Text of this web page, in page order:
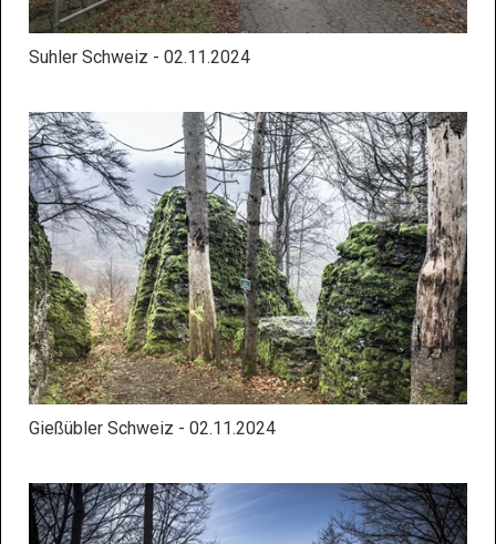
Suhler Schweiz - 02.11.2024
Gießübler Schweiz - 02.11.2024